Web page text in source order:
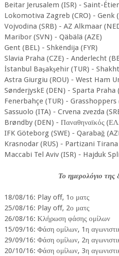
Beitar Jerusalem (ISR) - Saint-
Lokomotiva Zagreb (CRO) - Genk
Vojvodina (SRB) - AZ Alkmaar
Maribor (SVN) - Qäbälä (AZE)
Gent (BEL) - Shkëndija (FYR)
Slavia Praha (CZE) - Anderlecht
İstanbul Başakşehir (TUR) -
Astra Giurgiu (ROU) - West Ham
SønderjyskE (DEN) - Sparta Praha
Fenerbahçe (TUR) - Grasshoppers
Sassuolo (ITA) - Crvena zvezda
Brøndby (DEN) - Παναθηναϊκός
IFK Göteborg (SWE) - Qarabağ
Krasnodar (RUS) - Partizani Tirana
Maccabi Tel Aviv (ISR) - Hajduk
Το ημερολόγιο της
18/08/16: Play off, 1ο ματς
25/08/16: Play off, 2ο ματς
26/08/16: Κλήρωση φάσης ομίλων
15/09/16: Φάση ομίλων, 1η
29/09/16: Φάση ομίλων, 2η
20/10/16: Φάση ομίλων, 3η